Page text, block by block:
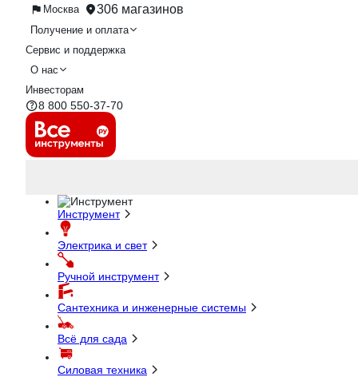
Москва 306 магазинов
Получение и оплата
Сервис и поддержка
О нас
Инвесторам
8 800 550-37-70
Инструмент
Электрика и свет
Ручной инструмент
Сантехника и инженерные системы
Всё для сада
Силовая техника